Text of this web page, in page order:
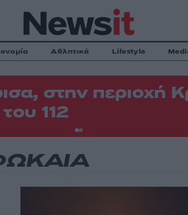
Αθλητικά Lifestyle
στην περιοχή
112